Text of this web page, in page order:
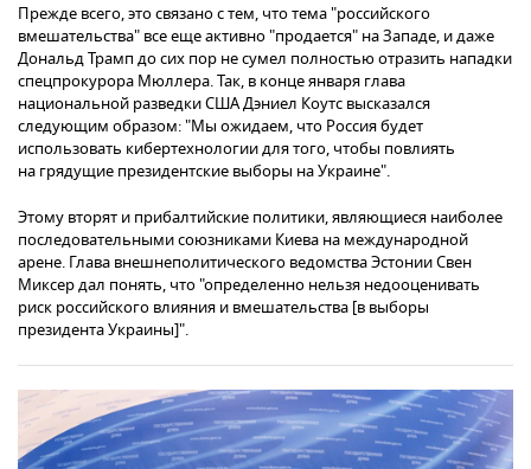
Прежде всего, это связано с тем, что тема "российского
вмешательства" все еще активно "продается" на Западе, и даже
Дональд Трамп до сих пор не сумел полностью отразить нападки
спецпрокурора Мюллера. Так, в конце января глава
национальной разведки США Дэниел Коутс высказался
следующим образом: "Мы ожидаем, что Россия будет
использовать кибертехнологии для того, чтобы повлиять
на грядущие президентские выборы на Украине".
Этому вторят и прибалтийские политики, являющиеся наиболее
последовательными союзниками Киева на международной
арене. Глава внешнеполитического ведомства Эстонии Свен
Миксер дал понять, что "определенно нельзя недооценивать
риск российского влияния и вмешательства [в выборы
президента Украины]".